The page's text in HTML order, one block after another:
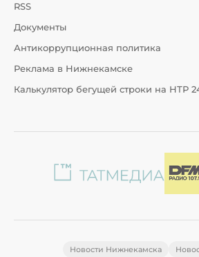
RSS
Документы
Антикоррупционная политика
Реклама в Нижнекамске
Калькулятор бегущей строки на НТР
Новости Нижнекамска